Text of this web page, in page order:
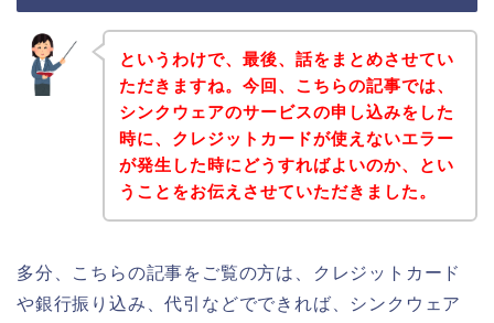
というわけで、最後、話をまとめさせてい
ただきますね。今回、こちらの記事では、
シンクウェアのサービスの申し込みをした
時に、クレジットカードが使えないエラー
が発生した時にどうすればよいのか、とい
うことをお伝えさせていただきました。
多分、こちらの記事をご覧の方は、クレジットカード
や銀行振り込み、代引などでできれば、シンクウェア